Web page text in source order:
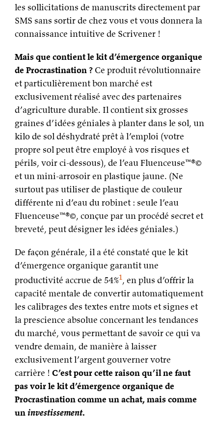
les sollicitations de manuscrits directement par
SMS sans sortir de chez vous et vous donnera la
connaissance intuitive de Scrivener !
Mais que contient le kit d’émergence organique
de Procrastination ? Ce produit révolutionnaire
et particulièrement bon marché est
exclusivement réalisé avec des partenaires
d’agriculture durable. Il contient six grosses
graines d’idées géniales à planter dans le sol, un
kilo de sol déshydraté prêt à l’emploi (votre
propre sol peut être employé à vos risques et
périls, voir ci-dessous), de l’eau Fluenceuse™®©
et un mini-arrosoir en plastique jaune. (Ne
surtout pas utiliser de plastique de couleur
différente ni d’eau du robinet : seule l’eau
Fluenceuse™®©, conçue par un procédé secret et
breveté, peut désigner les idées géniales.)
De façon générale, il a été constaté que le kit
d’émergence organique garantit une
productivité accrue de 54%1, en plus d’offrir la
capacité mentale de convertir automatiquement
les calibrages des textes entre mots et signes et
la prescience absolue concernant les tendances
du marché, vous permettant de savoir ce qui va
vendre demain, de manière à laisser
exclusivement l’argent gouverner votre
carrière ! C’est pour cette raison qu’il ne faut
pas voir le kit d’émergence organique de
Procrastination comme un achat, mais comme
uninvestissement.